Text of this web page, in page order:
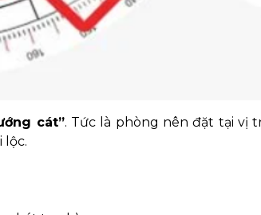
cát”. Tức là phòng nên đặt tại vị
lộc.